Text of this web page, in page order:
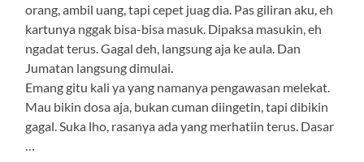
orang, ambil uang, tapi cepet juag dia. Pas giliran aku, eh
kartunya nggak bisa-bisa masuk. Dipaksa masukin, eh
ngadat terus. Gagal deh, langsung aja ke aula. Dan
Jumatan langsung dimulai.
Emang gitu kali ya yang namanya pengawasan melekat.
Mau bikin dosa aja, bukan cuman diingetin, tapi dibikin
gagal. Suka lho, rasanya ada yang merhatiin terus. Dasar